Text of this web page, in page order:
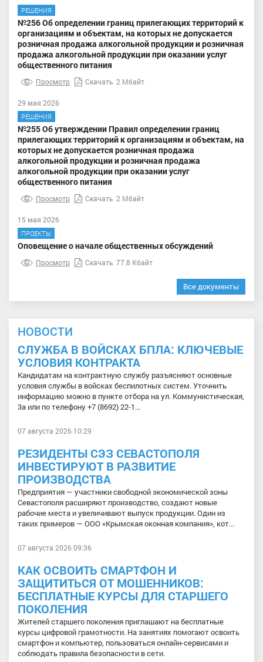
РЕШЕНИЯ
№256 Об определении границ прилегающих территорий к
организациям и объектам, на которых не допускается
розничная продажа алкогольной продукции и розничная
продажа алкогольной продукции при оказании услуг
общественного питания
Просмотр Скачать 2 Мбайт
29 мая 2026
РЕШЕНИЯ
№255 Об утверждении Правил определении границ
прилегающих территорий к организациям и объектам, на
которых не допускается розничная продажа
алкогольной продукции и розничная продажа
алкогольной продукции при оказании услуг
общественного питания
Просмотр Скачать 2 Мбайт
15 мая 2026
ПРОЕКТЫ
Оповещение о начале общественных обсуждений
Просмотр Скачать 77.8 Кбайт
Все документы
НОВОСТИ
СЛУЖБА В ВОЙСКАХ БПЛА: КЛЮЧЕВЫЕ
УСЛОВИЯ КОНТРАКТА
Кандидатам на контрактную службу разъясняют основные
условия службы в войсках беспилотных систем. Уточнить
информацию можно в пункте отбора на ул. Коммунистическая,
3а или по телефону +7 (8692) 22-1...
07 августа 2026 10:29
РЕЗИДЕНТЫ СЭЗ СЕВАСТОПОЛЯ
ИНВЕСТИРУЮТ В РАЗВИТИЕ
ПРОИЗВОДСТВА
Предприятия — участники свободной экономической зоны
Севастополя расширяют производство, создают новые
рабочие места и увеличивают выпуск продукции. Один из
таких примеров — ООО «Крымская оконная компания», кот...
07 августа 2026 09:36
КАК ОСВОИТЬ СМАРТФОН И
ЗАЩИТИТЬСЯ ОТ МОШЕННИКОВ:
БЕСПЛАТНЫЕ КУРСЫ ДЛЯ СТАРШЕГО
ПОКОЛЕНИЯ
Жителей старшего поколения приглашают на бесплатные
курсы цифровой грамотности. На занятиях помогают освоить
смартфон и компьютер, пользоваться онлайн-сервисами и
соблюдать правила безопасности в сети.